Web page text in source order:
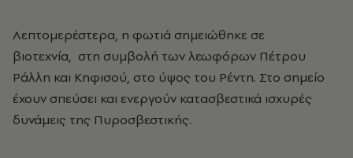
Λεπτομερέστερα, η φωτιά σημειώθηκε σε
βιοτεχνία, στη συμβολή των λεωφόρων Πέτρου
Ράλλη και Κηφισού, στο ύψος του Ρέντη. Στο σημείο
έχουν σπεύσει και ενεργούν κατασβεστικά ισχυρές
δυνάμεις της Πυροσβεστικής.